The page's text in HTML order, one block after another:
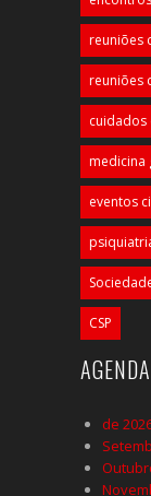
reuniões
reuniões
cuidados
medicina
eventos
CSP
AGENDA
de